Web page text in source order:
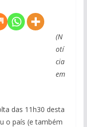
(N
otí
cia
em
das 11h30 desta
o país (e também